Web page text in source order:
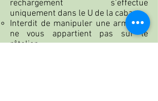
rechargement s’effectue
uniquement dans le U de la cabane
Interdit de manipuler une arme qui
ne vous appartient pas sur le
râtelier